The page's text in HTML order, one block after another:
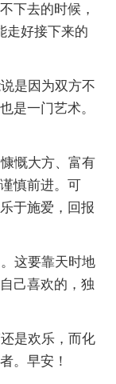
下去的时候，
走好接下来的
是因为双方不
是一门艺术。
慨大方、富有
慎前进。可
于施爱，回报
这要靠天时地
己喜欢的，独
是欢乐，而化
。早安！